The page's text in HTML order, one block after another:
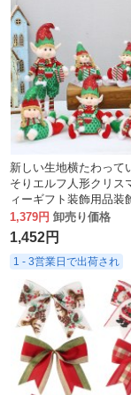
新しい生地横たわって
そりエルフ人形クリス
ィーギフト装飾用品装
1,379円 卸売り価格
1,452円
1 - 3営業日で出荷され